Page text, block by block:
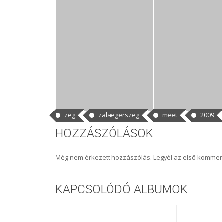
zeg zalaegerszeg meet 2009
HOZZÁSZÓLÁSOK
Még nem érkezett hozzászólás. Legyél az első
KAPCSOLÓDÓ ALBUMOK